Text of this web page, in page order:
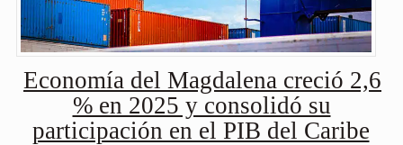
Economía del Magdalena creció 2,6
% en 2025 y consolidó su
participación en el PIB del Caribe